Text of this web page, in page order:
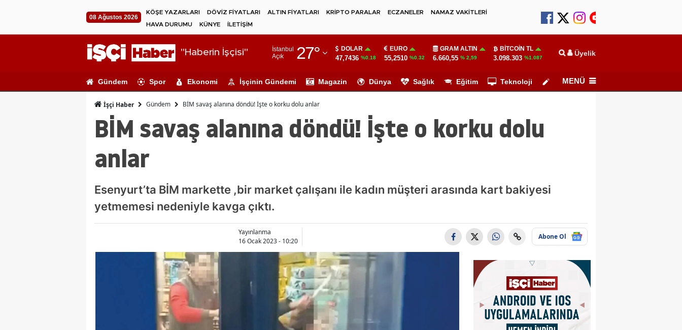
08 Ağustos 2026
KÖŞE YAZARLARI DÖVİZ FİYATLARI ALTIN FİYATLARI KRİPTO PARALAR ECZANELER
NAMAZ VAKİTLERİ
HAVA DURUMU
KÜNYE İLETİŞİM
"Haberin İşçisi"
İstanbul
Açık
27°
Adıyaman
Ağrı
Ankara
Aydın
Bilecik
Bingöl
Bitlis
Bolu
Burdur
DOLAR
47,7436 %0.18
EURO
55,2510 %0.32
GRAM ALTIN
6.660,55 % 2,59
BITCOIN TL
3.098.303 %1.087 Üyelik
Gündem Spor Ekonomi İşçinin Gündemi Magazin Dünya Sağlık Eğitim Teknoloji Köşe Yazarları
MENÜ
İşçi Haber Gündem BİM savaş alanına döndü! İşte o korku dolu anlar
BİM savaş alanına döndü! İşte o korku dolu
anlar
Esenyurt’ta BİM markette ,bir market çalışanı ile kadın müşteri arasında kart bakiyesi
yetmemesi nedeniyle kavga çıktı.
Yayınlanma
16 Ocak 2023 - 10:20
Abone Ol